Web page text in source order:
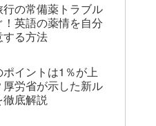
行の常備薬トラブル
！英語の薬情を自分
する方法
イントは1％が上
厚労省が示した新ル
徹底解説